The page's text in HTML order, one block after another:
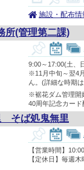
施設・配布情
所(管理第二課)
9:00～17:00(土、
※11月中旬～翌4
ん。(詳細な時期
※裾花ダム管理開
40周年記念カード
そば処鬼無里
【営業時間】
【定休日】毎週